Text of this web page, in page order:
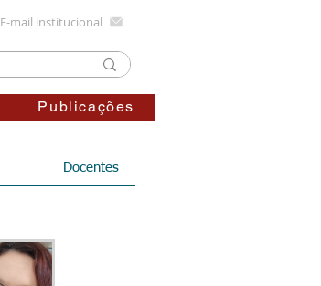
E-mail institucional
Publicações
Docentes